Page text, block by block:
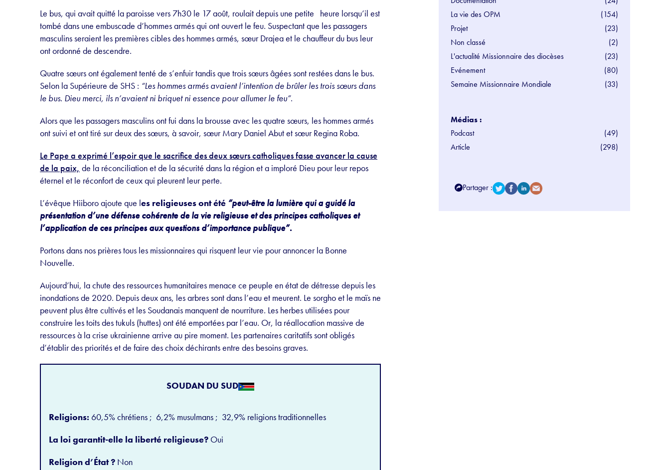
Le bus, qui avait quitté la paroisse vers 7h30 le 17 août, roulait depuis une petite heure lorsqu’il est
tombé dans une embuscade d’hommes armés qui ont ouvert le feu. Suspectant que les passagers
masculins seraient les premières cibles des hommes armés, sœur Drajea et le chauffeur du bus leur
ont ordonné de descendre.
Quatre sœurs ont également tenté de s’enfuir tandis que trois sœurs âgées sont restées dans le bus.
Selon la Supérieure de SHS : “Les hommes armés avaient l’intention de brûler les trois sœurs dans
le bus. Dieu merci, ils n’avaient ni briquet ni essence pour allumer le feu”.
Alors que les passagers masculins ont fui dans la brousse avec les quatre sœurs, les hommes armés
ont suivi et ont tiré sur deux des sœurs, à savoir, sœur Mary Daniel Abut et sœur Regina Roba.
Le Pape a exprimé l’espoir que le sacrifice des deux sœurs catholiques fasse avancer la cause
de la paix, de la réconciliation et de la sécurité dans la région et a imploré Dieu pour leur repos
éternel et le réconfort de ceux qui pleurent leur perte.
L’évêque Hiiboro ajoute que les religieuses ont été “peut-être la lumière qui a guidé la
présentation d’une défense cohérente de la vie religieuse et des principes catholiques et
l’application de ces principes aux questions d’importance publique”.
Portons dans nos prières tous les missionnaires qui risquent leur vie pour annoncer la Bonne
Nouvelle.
Aujourd’hui, la chute des ressources humanitaires menace ce peuple en état de détresse depuis les
inondations de 2020. Depuis deux ans, les arbres sont dans l’eau et meurent. Le sorgho et le maïs ne
peuvent plus être cultivés et les Soudanais manquent de nourriture. Les herbes utilisées pour
construire les toits des tukuls (huttes) ont été emportées par l’eau. Or, la réallocation massive de
ressources à la crise ukrainienne arrive au pire moment. Les partenaires caritatifs sont obligés
d’établir des priorités et de faire des choix déchirants entre des besoins graves.
SOUDAN DU SUD
Religions: 60,5% chrétiens ; 6,2% musulmans ; 32,9% religions traditionnelles
La loi garantit-elle la liberté religieuse? Oui
Religion d’État ? Non
La vie des OPM
(154)
Projet
(23)
Non classé
(2)
L'actualité Missionnaire des diocèses
(23)
Evénement
(80)
Semaine Missionnaire Mondiale
(33)
Médias :
Podcast
(49)
Article
(298)
Partager :